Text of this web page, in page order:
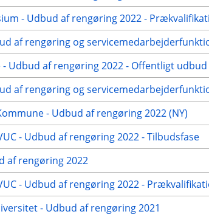
- Udbud af rengøring 2022 -
af rengøring og
- Udbud af rengøring 2022 - Offentligt udbud
af rengøring og
- Udbud af rengøring 2022 (NY)
- Udbud af rengøring 2022 - Tilbudsfase
af rengøring 2022
- Udbud af rengøring 2022 -
- Udbud af rengøring 2021